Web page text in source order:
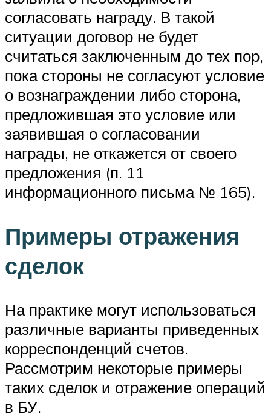
согласовать награду. В такой
ситуации договор не будет
считаться заключенным до тех пор,
пока стороны не согласуют условие
о вознаграждении либо сторона,
предложившая это условие или
заявившая о согласовании
награды, не откажется от своего
предложения (п. 11
информационного письма № 165).
Примеры отражения
сделок
На практике могут использоваться
различные варианты приведенных
корреспонденций счетов.
Рассмотрим некоторые примеры
таких сделок и отражение операций
в БУ.